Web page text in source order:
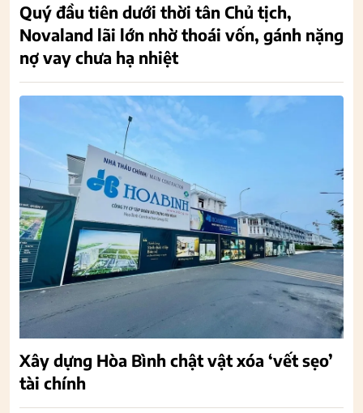
Quý đầu tiên dưới thời tân Chủ tịch,
Novaland lãi lớn nhờ thoái vốn, gánh nặng
nợ vay chưa hạ nhiệt
Xây dựng Hòa Bình chật vật xóa ‘vết sẹo’
tài chính